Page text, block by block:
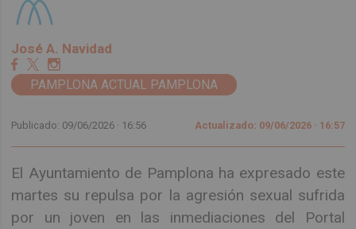
José A. Navidad
PAMPLONA ACTUAL PAMPLONA
Publicado: 09/06/2026 · 16:56 Actualizado: 09/06/2026 · 16:57
El Ayuntamiento de Pamplona ha expresado este
martes su repulsa por la agresión sexual sufrida
por un joven en las inmediaciones del Portal